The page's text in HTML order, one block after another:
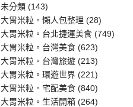
未分類 (143)
大胃米粒。懶人包整理 (28)
大胃米粒。台北捷運美食 (749)
大胃米粒。台灣美食 (623)
大胃米粒。台灣旅遊 (213)
大胃米粒。環遊世界 (221)
大胃米粒。宅配美食 (840)
大胃米粒。生活開箱 (264)